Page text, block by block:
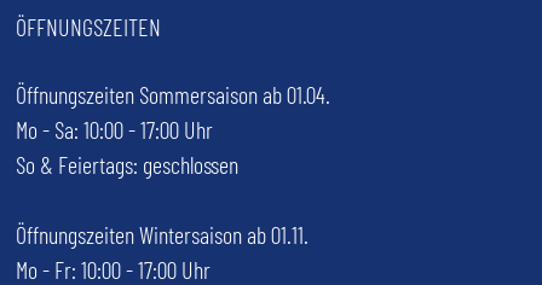
ÖFFNUNGSZEITEN
Öffnungszeiten Sommersaison ab 01.04.
Mo - Sa: 10:00 - 17:00 Uhr
So & Feiertags: geschlossen
Öffnungszeiten Wintersaison ab 01.11.
Mo - Fr: 10:00 - 17:00 Uhr